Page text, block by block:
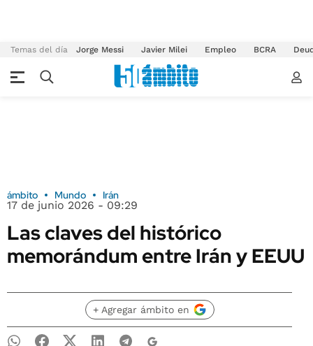
Temas del día Jorge Messi Javier Milei Empleo BCRA
ámbito Mundo Irán
17 de junio 2026 - 09:29
Las claves del histórico
memorándum entre Irán y EEUU
+ Agregar ámbito en